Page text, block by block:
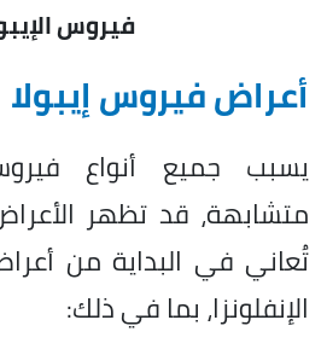
فيروس
أعراض فيروس إيبولا
يسبب جميع أنواع
متشابهة، قد تظهر
تُعاني في البداية من
الإنفلونزا، بما في ذلك: